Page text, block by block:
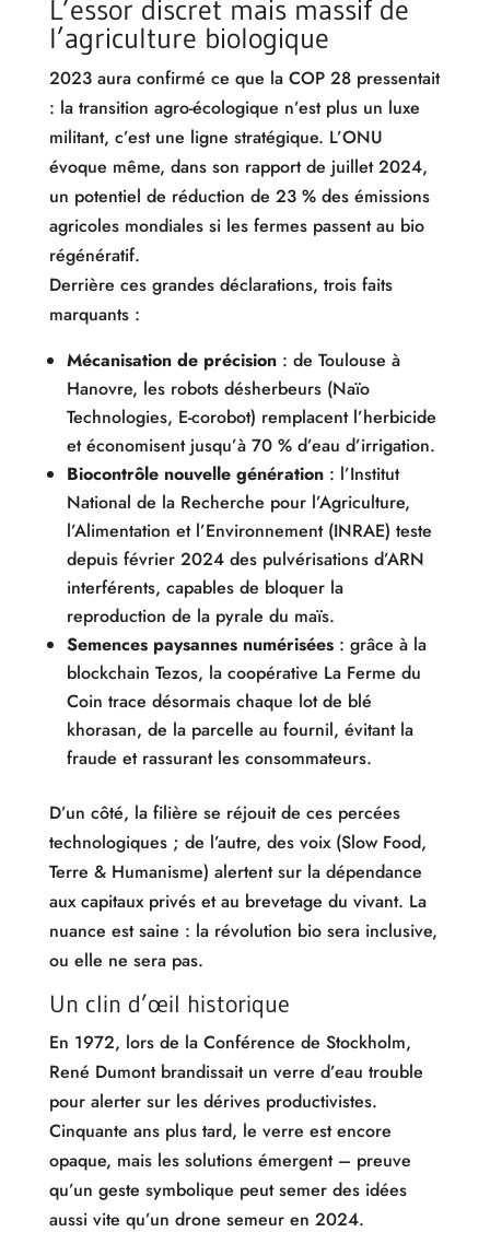
L’essor discret mais massif de
l’agriculture biologique
2023 aura confirmé ce que la COP 28 pressentait
: la transition agro-écologique n’est plus un luxe
militant, c’est une ligne stratégique. L’ONU
évoque même, dans son rapport de juillet 2024,
un potentiel de réduction de 23 % des émissions
agricoles mondiales si les fermes passent au bio
régénératif.
Derrière ces grandes déclarations, trois faits
marquants :
Mécanisation de précision: de Toulouse à
Hanovre, les robots désherbeurs (Naïo
Technologies, E-corobot) remplacent l’herbicide
et économisent jusqu’à 70 % d’eau d’irrigation.
Biocontrôle nouvelle génération: l’Institut
National de la Recherche pour l’Agriculture,
l’Alimentation et l’Environnement (INRAE) teste
depuis février 2024 des pulvérisations d’ARN
interférents, capables de bloquer la
reproduction de la pyrale du maïs.
Semences paysannes numérisées: grâce à la
blockchain Tezos, la coopérative La Ferme du
Coin trace désormais chaque lot de blé
khorasan, de la parcelle au fournil, évitant la
fraude et rassurant les consommateurs.
D’un côté, la filière se réjouit de ces percées
technologiques ; de l’autre, des voix (Slow Food,
Terre & Humanisme) alertent sur la dépendance
aux capitaux privés et au brevetage du vivant. La
nuance est saine : la révolution bio sera inclusive,
ou elle ne sera pas.
Un clin d’œil historique
En 1972, lors de la Conférence de Stockholm,
René Dumont brandissait un verre d’eau trouble
pour alerter sur les dérives productivistes.
Cinquante ans plus tard, le verre est encore
opaque, mais les solutions émergent – preuve
qu’un geste symbolique peut semer des idées
aussi vite qu’un drone semeur en 2024.